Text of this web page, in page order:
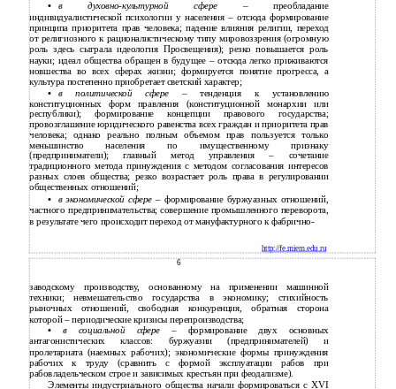
•
вдуховно-культурнойсфере – преобладание
индивидуалистической психологии у населения – отсюда формирование
принципа приоритета прав человека; падение влияния религии, переход
от религиозного к рационалистическому типу мировоззрения (огромную
роль здесь сыграла идеология Просвещения); резко повышается роль
науки; идеал общества обращен в будущее – отсюда легко приживаются
новшества во всех сферах жизни; формируется понятие прогресса, а
культура постепенно приобретает светский характер;
•
в политической сфере –тенденция к установлению
конституционных форм правления (конституционной монархии или
республики); формирование концепции правового государства;
провозглашение юридического равенства всех граждан и приоритета прав
человека; однако реально полным объемом прав пользуется только
меньшинство населения по имущественному признаку
(предприниматели); главный метод управления – сочетание
традиционного метода принуждения с методом согласования интересов
разных слоев общества; резко возрастает роль права в регулировании
общественных отношений;
•
в экономической сфере – формирование буржуазных отношений,
частного предпринимательства; совершение промышленного переворота,
в результате чего происходит переход от мануфактурного к фабрично-
http://fe.miem.edu.ru
6
заводскому производству, основанному на применении машинной
техники; невмешательство государства в экономику; стихийность
рыночных отношений, свободная конкуренция, обратная сторона
которой – периодические кризисы перепроизводства;
•в социальной сфере– формирование двух основных
антагонистических классов: буржуазии (предпринимателей) и
пролетариата (наемных рабочих); экономические формы принуждения
рабочих к труду (сравнить с формой эксплуатации рабов при
рабовладельческом строе и зависимых крестьян при феодализме).
Элементы индустриального общества начали формироваться с XVI